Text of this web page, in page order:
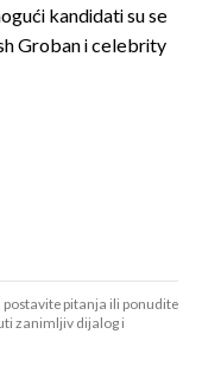
kandidati su se
Groban i celebrity
postavite pitanja ili ponudite
zanimljiv dijalog i